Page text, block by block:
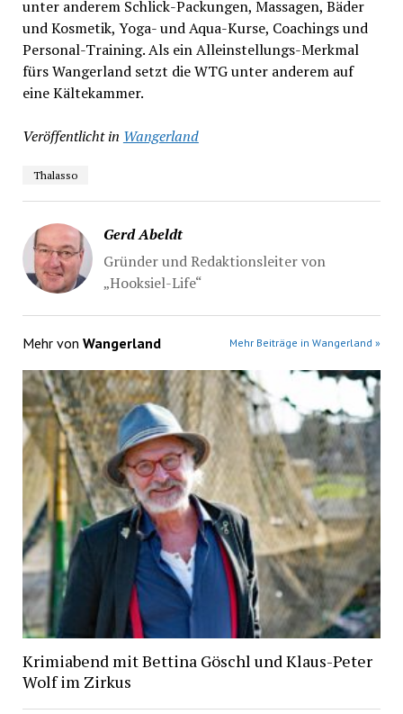
unter anderem Schlick-Packungen, Massagen, Bäder
und Kosmetik, Yoga- und Aqua-Kurse, Coachings und
Personal-Training. Als ein Alleinstellungs-Merkmal
fürs Wangerland setzt die WTG unter anderem auf
eine Kältekammer.
Veröffentlicht in Wangerland
Thalasso
Gerd Abeldt
Gründer und Redaktionsleiter von
„Hooksiel-Life“
Mehr von Wangerland Mehr Beiträge in Wangerland »
Krimiabend mit Bettina Göschl und Klaus-Peter
Wolf im Zirkus